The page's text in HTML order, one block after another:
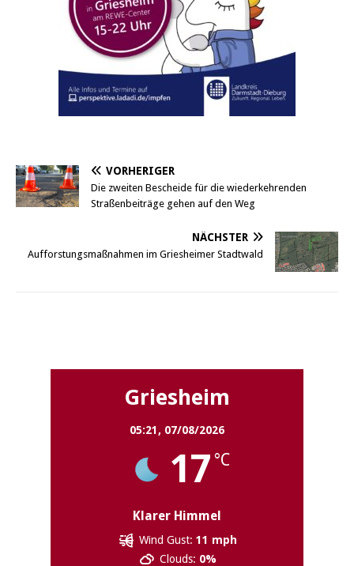
VORHERIGER
Die zweiten Bescheide für die wiederkehrenden
Straßenbeiträge gehen auf den Weg
NÄCHSTER
Aufforstungsmaßnahmen im Griesheimer Stadtwald
Griesheim
05:21, 07/08/2026
17 °C
Klarer Himmel
Wind Gust: 11 mph
Clouds: 0%